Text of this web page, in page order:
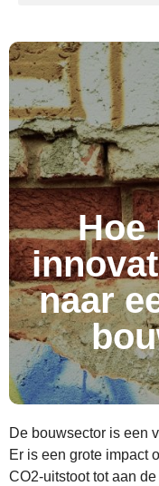
Hoe
naar
De bouwsector is een
Er is een grote impact
CO2-uitstoot tot aan